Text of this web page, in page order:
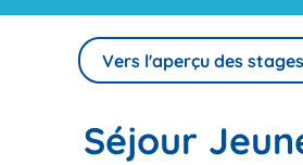
Vers l'aperçu des stages
Séjour